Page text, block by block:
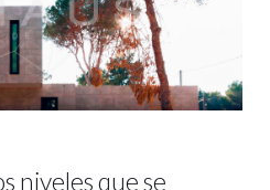
niveles que se